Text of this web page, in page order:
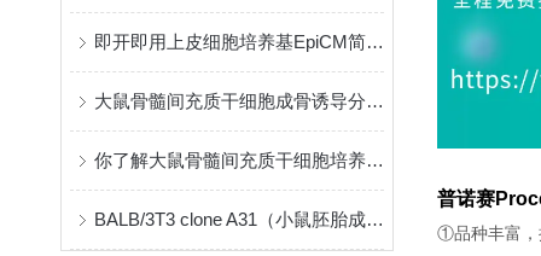
即开即用上皮细胞培养基EpiCM简化实验流程
大鼠骨髓间充质干细胞成骨诱导分化培养基，成骨诱导分化“加速器”
你了解大鼠骨髓间充质干细胞培养基吗？
BALB/3T3 clone A31（小鼠胚胎成纤维细胞）成脂诱导分化培养基选择指南
普诺赛
①品种丰富，